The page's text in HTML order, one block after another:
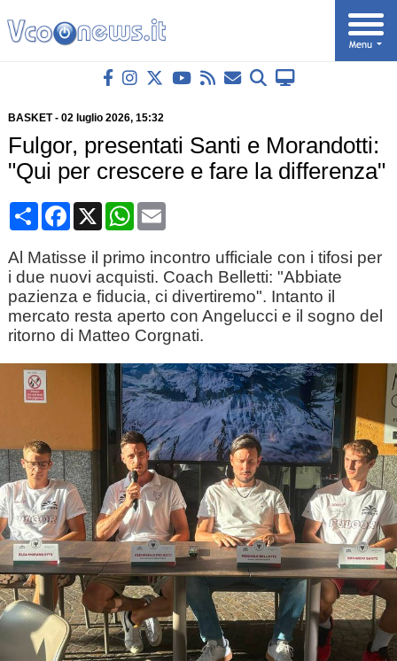
BASKET- 02 luglio 2026, 15:32
Fulgor, presentati Santi e Morandotti:
"Qui per crescere e fare la differenza"
CondividiFacebook
X WhatsApp
Email
Al Matisse il primo incontro ufficiale con i tifosi per
i due nuovi acquisti. Coach Belletti: "Abbiate
pazienza e fiducia, ci divertiremo". Intanto il
mercato resta aperto con Angelucci e il sogno del
ritorno di Matteo Corgnati.